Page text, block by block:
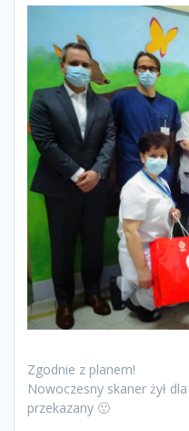
Zgodnie z planem!
Nowoczesny skaner żył
przekazany 🙂